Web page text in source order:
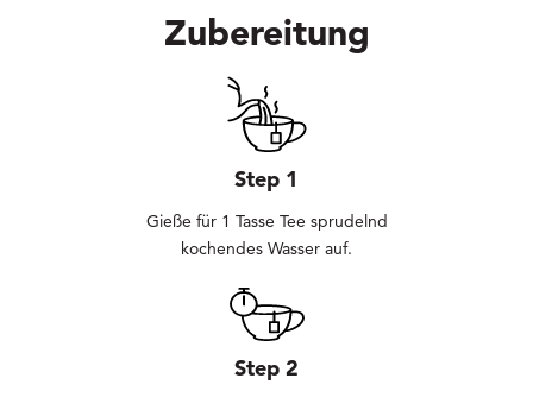
Zubereitung
Step 1
Gieße für 1 Tasse Tee sprudelnd
kochendes Wasser auf.
Step 2